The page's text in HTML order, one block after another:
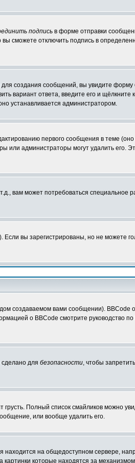
подпись в форме отправки
сможете отключить подпись в
для создания сообщений, вы увидите форму
вариант ответа, введите его и щёлкните
устанавливается администратором.
первого сообщения в теме (оно
или администраторы могут удалить его.
вам может потребоваться специальное
вы зарегистрированы, но не можете
создаваемом вами сообщении). BBCode
о BBCode смотрите руководство по
сделано для безопасности, чтобы
Полный список смайликов можно
или вообще удалить его.
находится на общедоступном сервере,
которые находятся за